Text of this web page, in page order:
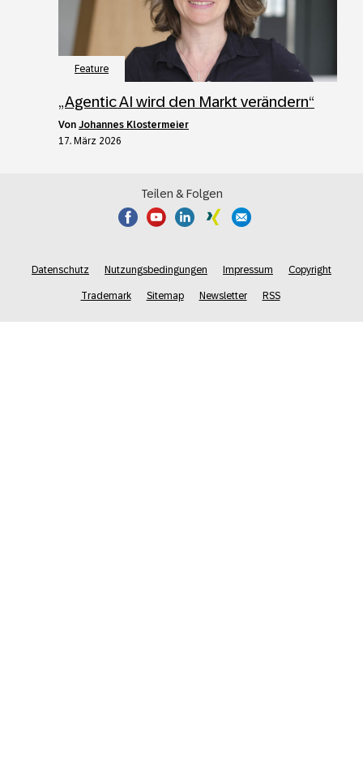
Feature
„Agentic AI wird den Markt verändern“
von Johannes Klostermeier
17. März 2026
Teilen & Folgen
Datenschutz Nutzungsbedingungen Impressum Copyright
Trademark Sitemap Newsletter RSS